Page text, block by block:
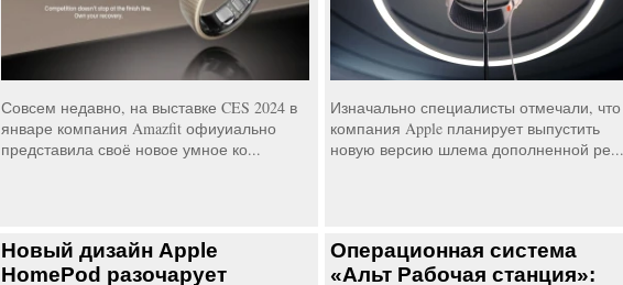
Совсем недавно, на выставке CES 2024 в
январе компания Amazfit офиуиально
представила своё новое умное ко...
Изначально специалисты отмечали, что
компания Apple планирует выпустить
новую версию шлема дополненной ре...
Новый дизайн Apple
HomePod разочарует
Операционная система
«Альт Рабочая станция»: